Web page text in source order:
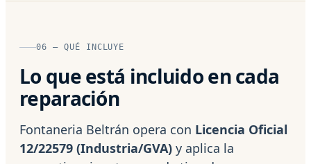
06 — QUÉ INCLUYE
Lo que está incluido en cada
reparación
Fontaneria Beltrán opera con Licencia Oficial
12/22579 (Industria/GVA) y aplica la